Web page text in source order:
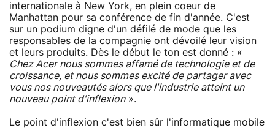
internationale à New York, en plein coeur de
Manhattan pour sa conférence de fin d'année. C'est
sur un podium digne d'un défilé de mode que les
responsables de la compagnie ont dévoilé leur vision
et leurs produits. Dès le début le ton est donné : «
Chez Acer nous sommes affamé de technologie et de
croissance, et nous sommes excité de partager avec
vous nos nouveautés alors que l'industrie atteint un
nouveau point d'inflexion».
Le point d'inflexion c'est bien sûr l'informatique mobile